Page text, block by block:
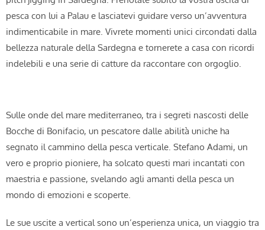
pesca con lui a Palau e lasciatevi guidare verso un’avventura
indimenticabile in mare. Vivrete momenti unici circondati dalla
bellezza naturale della Sardegna e tornerete a casa con ricordi
indelebili e una serie di catture da raccontare con orgoglio.
Sulle onde del mare mediterraneo, tra i segreti nascosti delle
Bocche di Bonifacio, un pescatore dalle abilità uniche ha
segnato il cammino della pesca verticale. Stefano Adami, un
vero e proprio pioniere, ha solcato questi mari incantati con
maestria e passione, svelando agli amanti della pesca un
mondo di emozioni e scoperte.
Le sue uscite a vertical sono un’esperienza unica, un viaggio tra